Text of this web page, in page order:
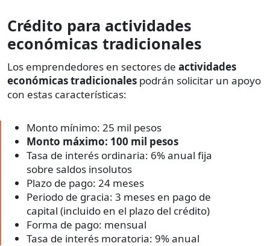
Crédito para actividades
económicas tradicionales
Los emprendedores en sectores de actividades
económicas tradicionales podrán solicitar un apoyo
con estas características:
Monto mínimo: 25 mil pesos
Monto máximo: 100 mil pesos
Tasa de interés ordinaria: 6% anual fija
sobre saldos insolutos
Plazo de pago: 24 meses
Periodo de gracia: 3 meses en pago de
capital (incluido en el plazo del crédito)
Forma de pago: mensual
Tasa de interés moratoria: 9% anual